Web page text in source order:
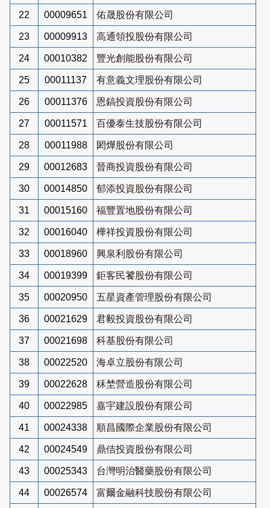
22 00009651 佑晟股份有限公司
23 00009913 高通領投股份有限公司
24 00010382 豐光創能股份有限公司
25 00011137 有意義文理股份有限公司
26 00011376 恩鎬投資股份有限公司
27 00011571 百優泰生技股份有限公司
28 00011988 閎燁股份有限公司
29 00012683 晉商投資股份有限公司
30 00014850 郁添投資股份有限公司
31 00015160 福豐置地股份有限公司
32 00016040 樺祥投資股份有限公司
33 00018960 興泉利股份有限公司
34 00019399 鉅客民饕股份有限公司
35 00020950 五星資產管理股份有限公司
36 00021629 君毅投資股份有限公司
37 00021698 科基股份有限公司
38 00022520 海卓立股份有限公司
39 00022628 秝埜營造股份有限公司
40 00022985 嘉宇建設股份有限公司
41 00024338 順昌國際企業股份有限公司
42 00024549 鼎佶投資股份有限公司
43 00025343 台灣明治醫藥股份有限公司
44 00026574 富爾金融科技股份有限公司